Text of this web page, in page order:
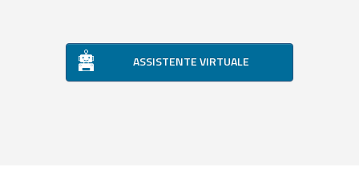
ASSISTENTE VIRTUALE